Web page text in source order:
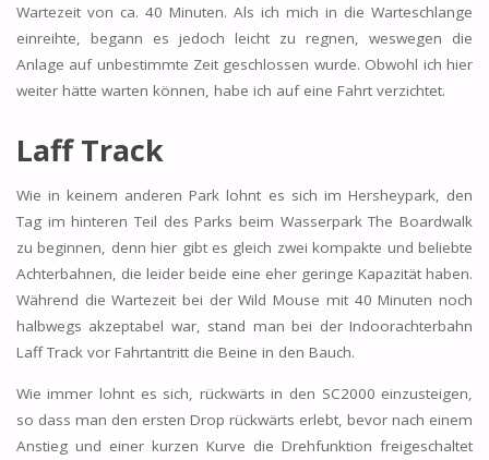
Wartezeit von ca. 40 Minuten. Als ich mich in die Warteschlange
einreihte, begann es jedoch leicht zu regnen, weswegen die
Anlage auf unbestimmte Zeit geschlossen wurde. Obwohl ich hier
weiter hätte warten können, habe ich auf eine Fahrt verzichtet.
Laff Track
Wie in keinem anderen Park lohnt es sich im Hersheypark, den
Tag im hinteren Teil des Parks beim Wasserpark The Boardwalk
zu beginnen, denn hier gibt es gleich zwei kompakte und beliebte
Achterbahnen, die leider beide eine eher geringe Kapazität haben.
Während die Wartezeit bei der Wild Mouse mit 40 Minuten noch
halbwegs akzeptabel war, stand man bei der Indoorachterbahn
Laff Track vor Fahrtantritt die Beine in den Bauch.
Wie immer lohnt es sich, rückwärts in den SC2000 einzusteigen,
so dass man den ersten Drop rückwärts erlebt, bevor nach einem
Anstieg und einer kurzen Kurve die Drehfunktion freigeschaltet